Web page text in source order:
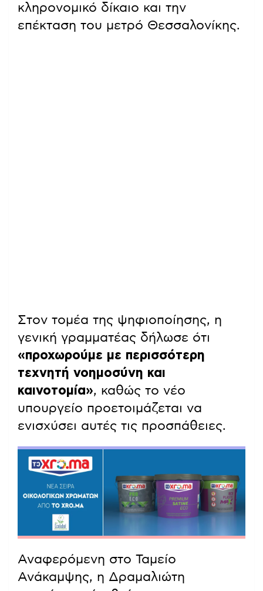
κληρονομικό δίκαιο και την
επέκταση του μετρό Θεσσαλονίκης.
Στον τομέα της ψηφιοποίησης, η
γενική γραμματέας δήλωσε ότι
«προχωρούμε με περισσότερη
τεχνητή νοημοσύνη και
καινοτομία», καθώς το νέο
υπουργείο προετοιμάζεται να
ενισχύσει αυτές τις προσπάθειες.
Αναφερόμενη στο Ταμείο
Ανάκαμψης, η Δραμαλιώτη